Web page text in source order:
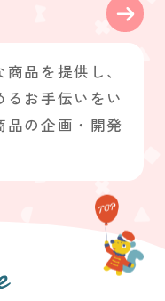
品を提供し、
るお手伝いをい
品の企画・開発